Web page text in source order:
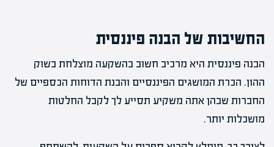
החשיבות של הבנה פיננסית
הבנה פיננסית היא מרכיב חשוב בהשקעה מוצלחת בשוק
ההון. הכרת המושגים הפיננסיים והבנת הדוחות הכספיים של
החברות שבהן אתה משקיע תסייע לך לקבל החלטות
מושכלות יותר.